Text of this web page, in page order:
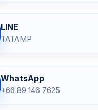
LINE
TATAMP
WhatsApp
+66 89 146 7625